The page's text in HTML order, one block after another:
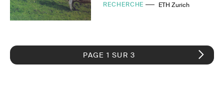
RECHERCHE ETH Zurich
PAGE 1 SUR 3